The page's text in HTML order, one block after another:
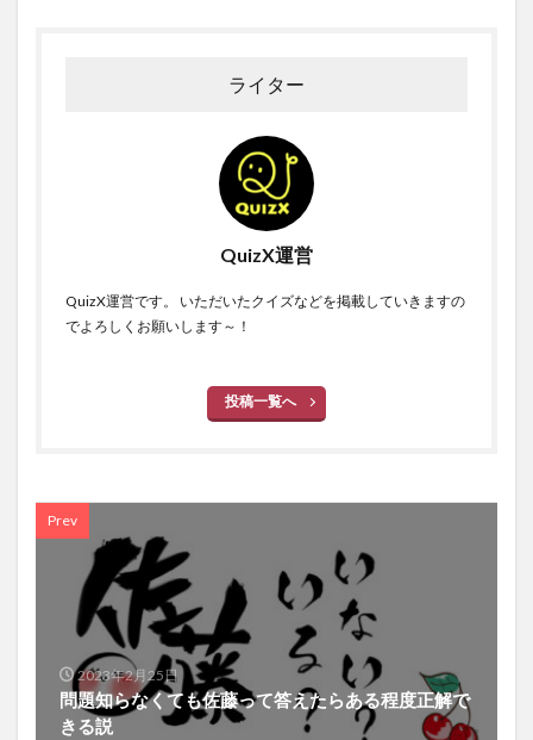
ライター
QuizX運営
QuizX運営です。 いただいたクイズなどを掲載していきますの
でよろしくお願いします～！
投稿一覧へ
Prev
2023年2月25日
問題知らなくても佐藤って答えたらある程度正解で
きる説